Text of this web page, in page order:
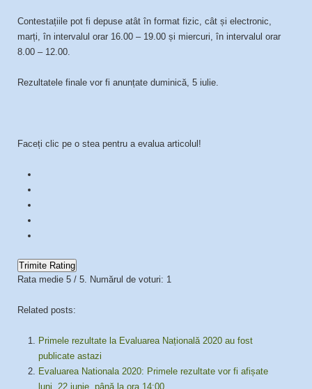
Contestațiile pot fi depuse atât în format fizic, cât și electronic,
marți, în intervalul orar 16.00 – 19.00 și miercuri, în intervalul orar
8.00 – 12.00.
Rezultatele finale vor fi anunțate duminică, 5 iulie.
Faceți clic pe o stea pentru a evalua articolul!
Trimite Rating
Rata medie 5 / 5. Numărul de voturi: 1
Related posts:
Primele rezultate la Evaluarea Națională 2020 au fost
publicate astazi
Evaluarea Nationala 2020: Primele rezultate vor fi afișate
luni, 22 iunie, până la ora 14:00